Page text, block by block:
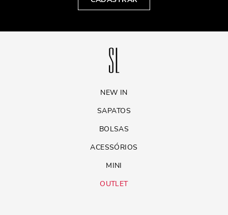
NEW IN
SAPATOS
BOLSAS
ACESSÓRIOS
MINI
OUTLET